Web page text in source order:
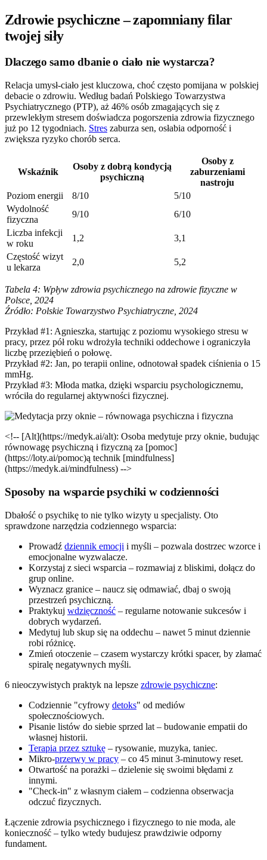
Zdrowie psychiczne – zapomniany filar
twojej siły
Dlaczego samo dbanie o ciało nie wystarcza?
Relacja umysł-ciało jest kluczowa, choć często pomijana w polskiej
debacie o zdrowiu. Według badań Polskiego Towarzystwa
Psychiatrycznego (PTP), aż 46% osób zmagających się z
przewlekłym stresem doświadcza pogorszenia zdrowia fizycznego
już po 12 tygodniach. Stres zaburza sen, osłabia odporność i
zwiększa ryzyko chorób serca.
Wskaźnik
Osoby z dobrą kondycją
psychiczną
Osoby z
zaburzeniami
nastroju
Poziom energii
8/10
5/10
Wydolność
fizyczna
9/10
6/10
Liczba infekcji
w roku
1,2
3,1
Częstość wizyt
u lekarza
2,0 5,2
Tabela 4: Wpływ zdrowia psychicznego na zdrowie fizyczne w
Polsce, 2024
Źródło: Polskie Towarzystwo Psychiatryczne, 2024
Przykład #1: Agnieszka, startując z poziomu wysokiego stresu w
pracy, przez pół roku wdrożyła techniki oddechowe i ograniczyła
liczbę przeziębień o połowę.
Przykład #2: Jan, po terapii online, odnotował spadek ciśnienia o 15
mmHg.
Przykład #3: Młoda matka, dzięki wsparciu psychologicznemu,
wróciła do regularnej aktywności fizycznej.
<!-- [Alt](https://medyk.ai/alt): Osoba medytuje przy oknie, budując
równowagę psychiczną i fizyczną za [pomoc]
(https://loty.ai/pomoc)ą technik [mindfulness]
(https://medyk.ai/mindfulness) -->
Sposoby na wsparcie psychiki w codzienności
Dbałość o psychikę to nie tylko wizyty u specjalisty. Oto
sprawdzone narzędzia codziennego wsparcia:
Prowadź dziennik emocji i myśli – pozwala dostrzec wzorce i
emocjonalne wyzwalacze.
Korzystaj z sieci wsparcia – rozmawiaj z bliskimi, dołącz do
grup online.
Wyznacz granice – naucz się odmawiać, dbaj o swoją
przestrzeń psychiczną.
Praktykuj wdzięczność – regularne notowanie sukcesów i
dobrych wydarzeń.
Medytuj lub skup się na oddechu – nawet 5 minut dziennie
robi różnicę.
Zmień otoczenie – czasem wystarczy krótki spacer, by złamać
spiralę negatywnych myśli.
6 nieoczywistych praktyk na lepsze zdrowie psychiczne:
Codziennie "cyfrowy detoks" od mediów
społecznościowych.
Pisanie listów do siebie sprzed lat – budowanie empatii do
własnej historii.
Terapia przez sztukę – rysowanie, muzyka, taniec.
Mikro-przerwy w pracy – co 45 minut 3-minutowy reset.
Otwartość na porażki – dzielenie się swoimi błędami z
innymi.
"Check-in" z własnym ciałem – codzienna obserwacja
odczuć fizycznych.
Łączenie zdrowia psychicznego i fizycznego to nie moda, ale
konieczność – tylko wtedy budujesz prawdziwie odporny
fundament.